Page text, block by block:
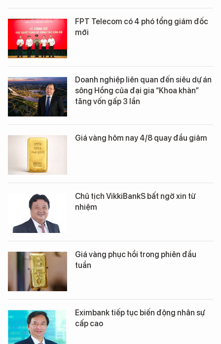
FPT Telecom có 4 phó tổng giám đốc
mới
Doanh nghiệp liên quan đến siêu dự án
sông Hồng của đại gia “Khoa khàn”
tăng vốn gấp 3 lần
Giá vàng hôm nay 4/8 quay đầu giảm
Chủ tịch VikkiBankS bất ngờ xin từ
nhiệm
Giá vàng phục hồi trong phiên đầu
tuần
Eximbank tiếp tục biến động nhân sự
cấp cao